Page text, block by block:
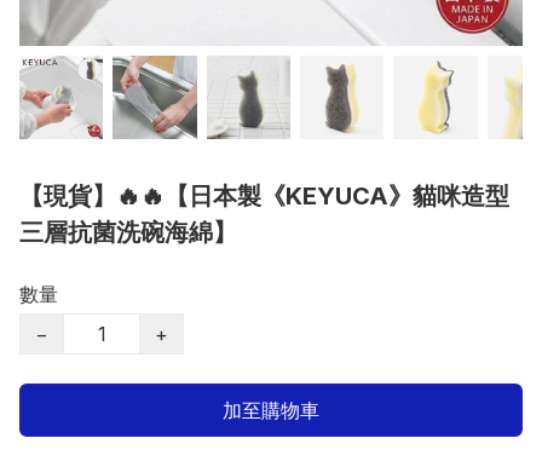
【現貨】🔥🔥【日本製《KEYUCA》貓咪造型
三層抗菌洗碗海綿】
數量
−
+
加至購物車